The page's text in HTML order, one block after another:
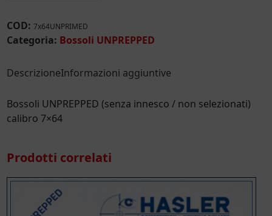
quantità
COD: 7x64UNPRIMED
Categoria: Bossoli UNPREPPED
DescrizioneInformazioni aggiuntive
Bossoli UNPREPPED (senza innesco / non selezionati)
calibro 7×64
Prodotti correlati